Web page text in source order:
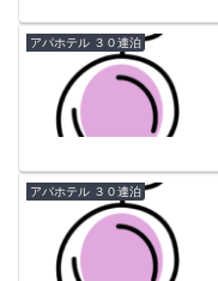
アパホテル ３０連泊
アパホテル ３０連泊